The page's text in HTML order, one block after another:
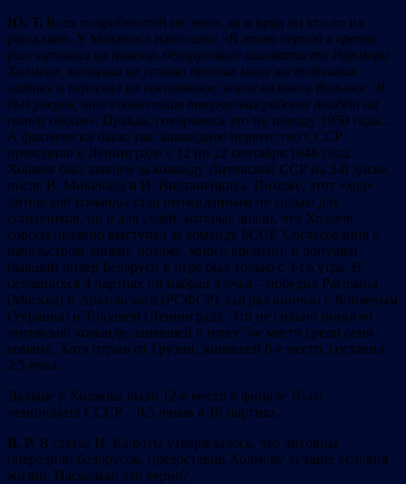
Ю. Т. Всех подробностей не знаю, да и вряд ли кто-то их
расскажет. У Микенаса написано: «В этот период я крепко
рассчитывал на помощь белорусского шахматиста Ратмира
Холмова, который не устоял против моих настойчивых
«атак» и переехал на постоянное жительство в Вильнюс. Я
был уверен, что совместная творческая работа пойдёт на
пользу обоим». Правда, говорилось это по поводу 1950 года…
А фактически было так: командное первенство СССР
проходило в Ленинграде с 12 по 22 сентября 1948 года.
Холмов был заявлен за команду Литовской ССР на 3-й доске,
после В. Микенаса и И. Вистанецкиса. Похоже, этот «ход»
литовской команды стал неожиданным не только для
соперников, но и для судей, которые знали, что Холмов
совсем недавно выступал за команду БССР. Согласования с
начальством заняли, похоже, много времени, и допущен
бывший лидер Беларуси к игре был только с 3-го утра. В
оставшихся 4 партиях он набрал 3 очка – победил Рагозина
(Москва) и Аратовского (РСФСР), сыграл вничью с Копаевым
(Украина) и Толушем (Ленинград). Это не сильно помогло
литовской команде, занявшей в итоге 5-е место среди семи
команд. Хотя отрыв от Грузии, занявшей 6-е место, составил
2,5 очка.
Дальше у Холмова было 12-е место в финале 16-го
чемпионата СССР – 8,5 очков в 18 партиях.
В. Р. В статье И. Калюты утверждалось, что литовцы
опередили белорусов, предоставив Холмову лучшие условия
жизни. Насколько это верно?